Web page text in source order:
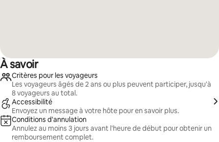
À savoir
Critères pour les voyageurs
Les voyageurs âgés de 2 ans ou plus peuvent participer, jusqu'à
8 voyageurs au total.
Accessibilité
Envoyez un message à votre hôte pour en savoir plus.
Conditions d'annulation
Annulez au moins 3 jours avant l'heure de début pour obtenir un
remboursement complet.